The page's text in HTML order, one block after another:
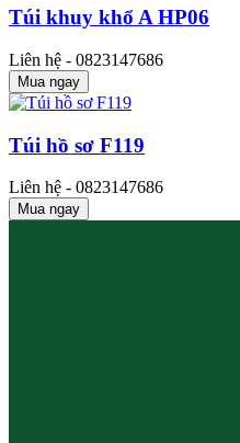
Túi khuy khổ A HP06
Liên hệ - 0823147686
Mua ngay
Túi hồ sơ F119
Liên hệ - 0823147686
Mua ngay